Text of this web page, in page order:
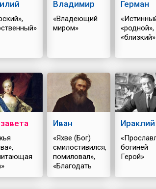
Владимир
«Владеющий
миром»
Герман
«родной»,
«близкий»
Иван
«Яхве (Бог)
смилостивился,
помиловал»,
«Благодать
Божия»
Ираклий
богиней
Герой»